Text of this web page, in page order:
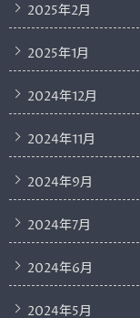
2025年2月
2025年1月
2024年12月
2024年11月
2024年9月
2024年7月
2024年6月
2024年5月